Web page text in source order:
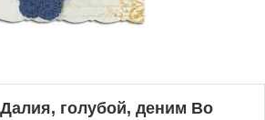
голубой, деним Bo